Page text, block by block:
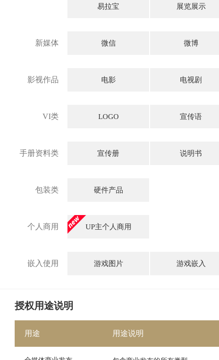
易拉宝 展览展示
新媒体 微信 微博
影视作品 电影 电视剧
VI类 LOGO 宣传语
手册资料类 宣传册 说明书
包装类 硬件产品
个人商用 UP主个人商用
嵌入使用 游戏图片 游戏嵌入
授权用途说明
用途 用途说明